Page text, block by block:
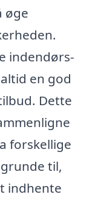
øge
indendørs-
en god
Dette
forskellige
til,
indhente